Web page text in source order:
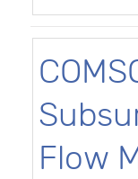
Flow